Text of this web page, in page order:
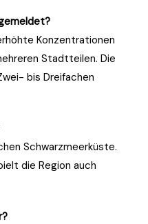
Konzentrationen
Stadtteilen. Die
bis Dreifachen
Schwarzmeerküste.
die Region auch